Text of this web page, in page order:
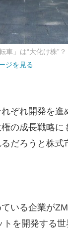
車」は“大化け株”？
ジを見る
ぞれ開発を進
の成長戦略に
だろうと株式
いる企業が
を開発する